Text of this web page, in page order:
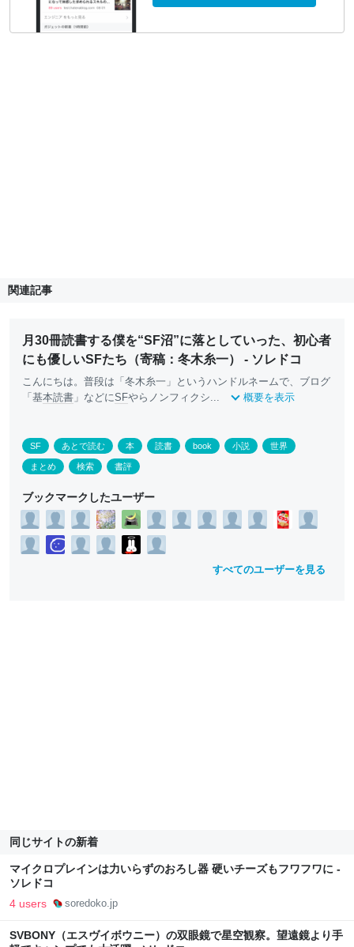
関連記事
月30冊読書する僕を“SF沼”に落としていった、初心者
にも優しいSFたち（寄稿：冬木糸一） - ソレドコ
こんにちは。普段は「冬木糸一」というハンドルネームで、ブログ
「基本読書 」などにSFやらノンフィクシ... 概要を表示
SF あとで読む 本 読書 book 小説 世界
まとめ 検索 書評
ブックマークしたユーザー
すべてのユーザーを見る
同じサイトの新着
マイクロプレインは力いらずのおろし器 硬いチーズもフワフワに -
ソレドコ
4 users soredoko.jp
SVBONY（エスヴイボウニー）の双眼鏡で星空観察。望遠鏡より手